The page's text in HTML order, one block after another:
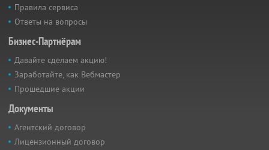
Правила сервиса
Ответы на вопросы
Бизнес-Партнёрам
Давайте сделаем акцию!
Заработайте, как Вебмастер
Прошедшие акции
Документы
Агентский договор
Лицензионный договор